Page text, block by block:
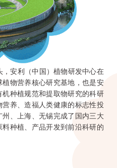
安利（中国）植物研发中心在
物营养核心研究基地，也是安
种植规范和提取物研究的科研
养、造福人类健康的标志性投
、上海、无锡完成了国内三大
种植、产品开发到前沿科研的